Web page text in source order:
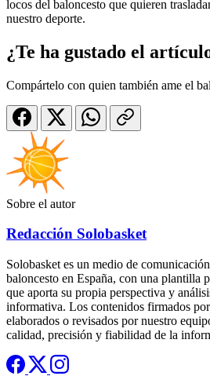
locos del baloncesto que quieren
nuestro deporte.
¿Te ha gustado el
Compártelo con quien también ame el
Sobre el autor
Redacción Solobasket
Solobasket es un medio de
baloncesto en España, con una plantilla
que aporta su propia perspectiva y
informativa. Los contenidos firmados
elaborados o revisados por nuestro
calidad, precisión y fiabilidad de la